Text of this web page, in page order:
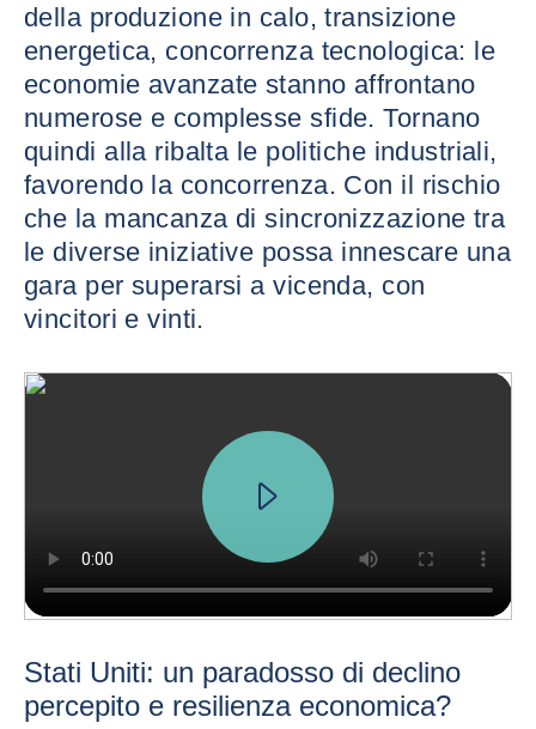
della produzione in calo, transizione
energetica, concorrenza tecnologica: le
economie avanzate stanno affrontano
numerose e complesse sfide. Tornano
quindi alla ribalta le politiche industriali,
favorendo la concorrenza. Con il rischio
che la mancanza di sincronizzazione tra
le diverse iniziative possa innescare una
gara per superarsi a vicenda, con
vincitori e vinti.
Stati Uniti: un paradosso di declino
percepito e resilienza economica?